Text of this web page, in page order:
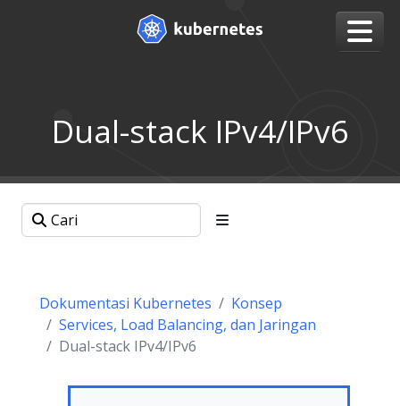
Dual-stack IPv4/IPv6
Dokumentasi Kubernetes
Konsep
Services, Load Balancing, dan Jaringan
Dual-stack IPv4/IPv6